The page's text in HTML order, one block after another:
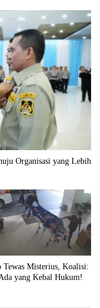
Organisasi yang Lebih
Tewas Misterius, Koalisi:
yang Kebal Hukum!